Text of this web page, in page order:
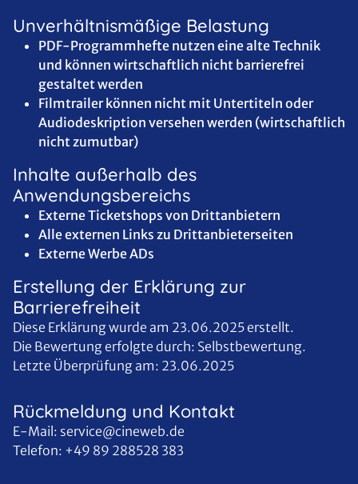
Unverhältnismäßige Belastung
PDF-Programmhefte nutzen eine alte Technik
und können wirtschaftlich nicht barrierefrei
gestaltet werden
Filmtrailer können nicht mit Untertiteln oder
Audiodeskription versehen werden (wirtschaftlich
nicht zumutbar)
Inhalte außerhalb des
Anwendungsbereichs
Externe Ticketshops von Drittanbietern
Alle externen Links zu Drittanbieterseiten
Externe Werbe ADs
Erstellung der Erklärung zur
Barrierefreiheit
Diese Erklärung wurde am 23.06.2025 erstellt.
Die Bewertung erfolgte durch: Selbstbewertung.
Letzte Überprüfung am: 23.06.2025
Rückmeldung und Kontakt
E-Mail: service@cineweb.de
Telefon: +49 89 288528 383